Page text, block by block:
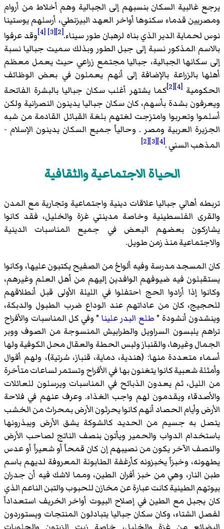
يرجع غالبية السكان بنسبهم إلى الجبالية وهم أخلاط من أروام
ومصريين قدماء سكنوها أواخر العهد البيزنطي، أرسلهم يوستينا
نوس لحماية الدير الذي بناه لرهبان طور سيناء.[2]
[3]
[4]
وقد عرفوا
بالاسم المذكور نسبة إلى جبل الطور وبذلك سميت جباليا نسبة
إلى سكانها الجبالية، جباليا مجتمع زراعي حيث يعمل معظم
أهلها بالزراعة بالإضافة إلى أنهم يعملون في بعض الوظائف
الحكومية [4]
[2] كما يشتهر أغلب سكان جباليا بالبشرة الفاتحة
ويعرفون بشدة بأسهم، كان سكان جباليا يدينون النصرانية ولكن
أسلموا وتعربوا وامتزجت لغتهم بلغة القبائل القادمة من شبه
الجزيرة العربية ومصر . وحالياً جميع السكان يدينون الإسلام -
المذهب السني .[4]
[3]
[2]
الحياة الاجتماعية والثقافية
تربطه أهالي جباليا علاقات دينية واجتماعية وتجارية مع المدن
والقرى الفلسطينية وخاصة مدينتي غزة والخليل، فقد كانوا
يشاركون بعضهم البعض في جميع المناسبات الدينية
والاجتماعية منذ زمن طويل.
كان المسجد مدرسة وفيه ألواحُ من الصفيح يكتبون عليها، وكانوا
يستقبلون فيه ضيوفهم الوافدين إليهم من أهل العلم وغيرهم،
وكانوا إذا أرادوا الحج احتفلوا في الليلة الأولى قبل أنطلاقهم
للحجيج، كان من عاداتهم عند الوداع ضرب الطبول والدبكة،
وينشدون أنشودة " طلع البدر علينا " وفي كل المناسبات والأفراح
تراهم يلبسون السراويل والطرابيش المنسوجة من الصوف ووبر
الجمال وغيرها، والقنباز ولبس الحطة والعقال محل الكوفية ولها
أسماء متعددة منها: (هندية، دماية، قنباز، سُرتية)، ولهم أقوال
وأمثلة شعبية كانوا يتغنون بها في الأفراح وتستمر لساعات متأخرة
من الليل، ثم يعدون الذبائح في المناسبات ويرسلون للعائلات
والأصدقاء ويقدمون لهم واجب الغذاء. وعرف عنهم في فلاحة
الأرض وأيام الحصاد أنهم كانوا يحرثون الأرض بمحراث من الخشب
يتصل به جسيم من الحديد كالشوكة يشق الأرض ويبذرونها
باستخدام الدواب والحمير ويأتون بنصف الناتج لصاحب الأرض
والنصف الآخر يكون من نصيبهم إن كان قمحاً أو شعيراً أو عدس
يطهونه، وخبزاً يخبزونه كأرغفة الطابونة المعروفة لديهم باسم
طبن النار، وهي من خبز أفران الطين، ومما لاشك فيه أن جدران
بيوتهم الطينية كانت عبارة عن مخازن للحبوب والتبن الناعم الذي
كان يجبل مع الطين في إصلاح البيوت أواخر الخريف استعداداً
لفصل الشتاء، وكان سكان جباليا يتبادلون المنتجات ويستوردون